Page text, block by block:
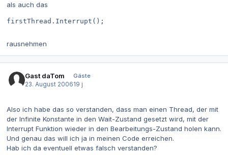
als auch das
firstThread.Interrupt();
rausnehmen
Gast daTom
Gäste
23. August 200619 j
Also ich habe das so verstanden, dass man einen Thread, der mit
der Infinite Konstante in den Wait-Zustand gesetzt wird, mit der
Interrupt Funktion wieder in den Bearbeitungs-Zustand holen kann.
Und genau das will ich ja in meinen Code erreichen.
Hab ich da eventuell etwas falsch verstanden?